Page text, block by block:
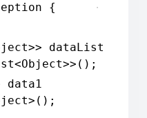
{
dataList